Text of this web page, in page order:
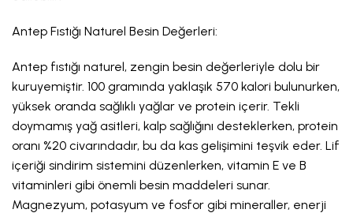
Antep Fıstığı Naturel Besin Değerleri:
Antep fıstığı naturel, zengin besin değerleriyle dolu bir
kuruyemiştir. 100 gramında yaklaşık 570 kalori bulunurken,
yüksek oranda sağlıklı yağlar ve protein içerir. Tekli
doymamış yağ asitleri, kalp sağlığını desteklerken, protein
oranı %20 civarındadır, bu da kas gelişimini teşvik eder. Lif
içeriği sindirim sistemini düzenlerken, vitamin E ve B
vitaminleri gibi önemli besin maddeleri sunar.
Magnezyum, potasyum ve fosfor gibi mineraller, enerji